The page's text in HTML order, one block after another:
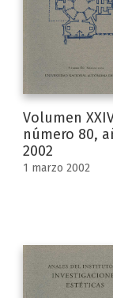
Volumen
número 80,
2002
1 marzo 2002